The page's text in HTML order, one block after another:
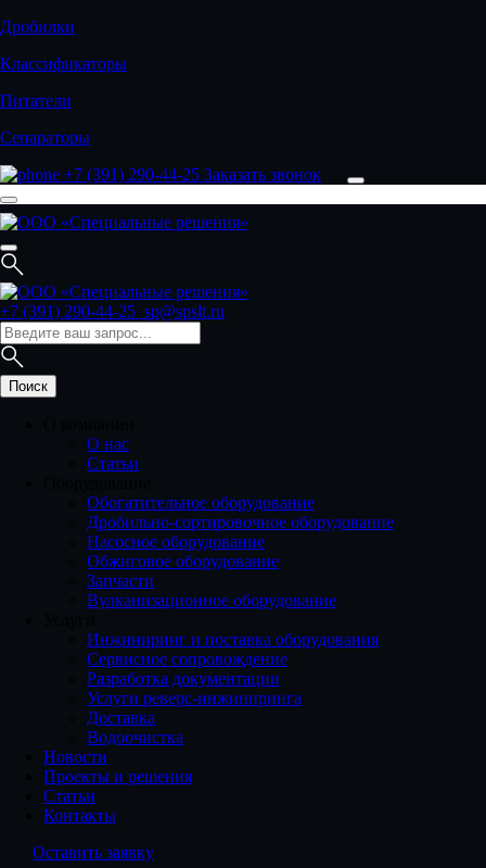
Дробилки
Классификаторы
Питатели
Сепараторы
+7 (391) 290-44-25 Заказать звонок
+7 (391) 290-44-25 sp@spslt.ru
О нас
Статьи
Обогатительное оборудование
Дробильно-сортировочное оборудование
Насосное оборудование
Обжиговое оборудование
Запчасти
Вулканизационное оборудование
Инжиниринг и поставка оборудования
Сервисное сопровождение
Разработка документации
Услуги реверс-инжиниринга
Доставка
Водоочистка
Новости
Проекты и решения
Статьи
Контакты
Оставить заявку